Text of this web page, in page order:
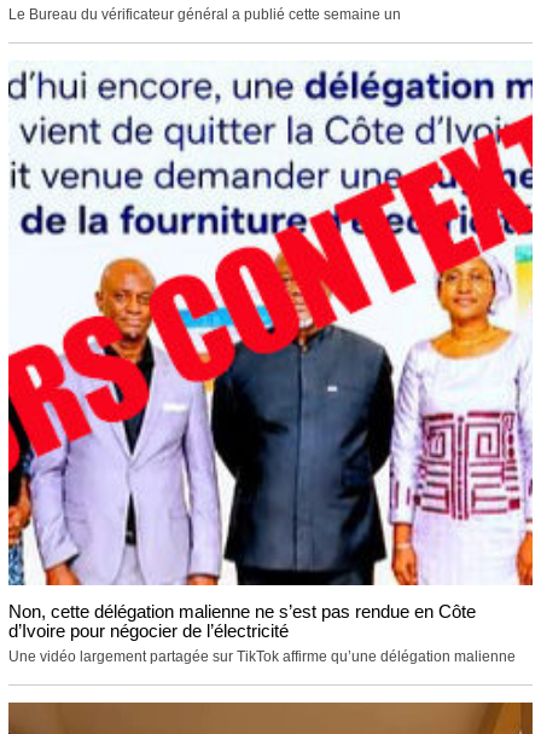
Le Bureau du vérificateur général a publié cette semaine un
Non, cette délégation malienne ne s’est pas rendue en Côte
d’Ivoire pour négocier de l’électricité
Une vidéo largement partagée sur TikTok affirme qu’une délégation malienne